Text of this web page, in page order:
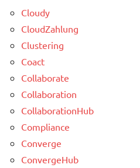
Cloudy
CloudZahlung
Clustering
Coact
Collaborate
Collaboration
CollaborationHub
Compliance
Converge
ConvergeHub